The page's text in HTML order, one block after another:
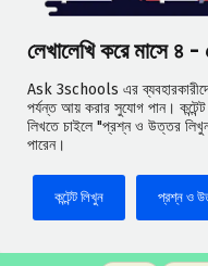
লেখালেখি করে মাসে ৪
Ask 3schools এর
পর্যন্ত আয় করার সুযোগ পান।
লিখতে চাইলে "প্রশ্ন ও উত্তর
পারেন।
কন্টেন্ট লিখুন প্রশ্ন ও